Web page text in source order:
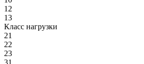
12
13
Класс нагрузки
21
22
23
31